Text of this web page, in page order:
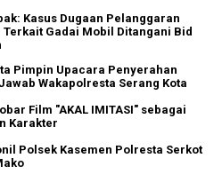
Kasus Dugaan Pelanggaran
Gadai Mobil Ditangani Bid
Pimpin Upacara Penyerahan
Wakapolresta Serang Kota
Film "AKAL IMITASI" sebagai
Karakter
Polsek Kasemen Polresta Serkot